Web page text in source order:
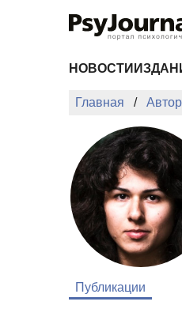
НОВОСТИ
Главная
Публикации